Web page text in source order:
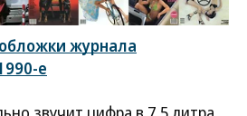
журнала
е